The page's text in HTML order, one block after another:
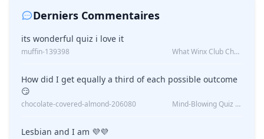
Derniers Commentaires
its wonderful quiz i love it
muffin-139398 What Winx Club Character Are You?
How did I get equally a third of each possible outcome
😏
chocolate-covered-almond-206080 Mind-Blowing Quiz Reveals: Will I Be Alone Forever?
Lesbian and I am 💜💜